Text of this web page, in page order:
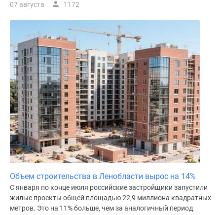
07 августа 1172
Объем строительства в Ленобласти вырос на 14%
С января по конце июля российские застройщики запустили
жилые проекты общей площадью 22,9 миллиона квадратных
метров. Это на 11% больше, чем за аналогичный период